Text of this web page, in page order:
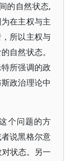
的自然状态,
在主权与主
所以主权与
自然状态。
所强调的政
政治理论中
个问题的方
说黑格尔意
状态。另一